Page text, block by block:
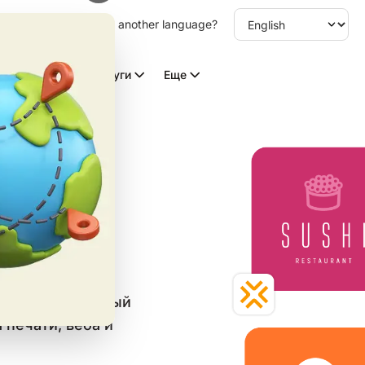
language. Choose another language?
Видео с ИИ Услуги Еще
бесплатный
веба и